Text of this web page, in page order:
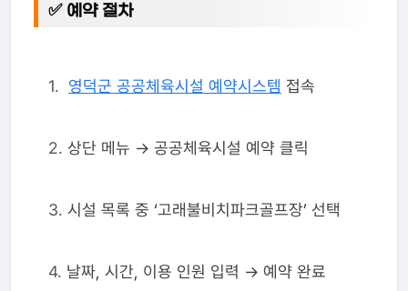
✅ 예약 절차
영덕군 공공체육시설 예약시스템 접속
상단 메뉴 → 공공체육시설 예약 클릭
시설 목록 중 ‘고래불비치파크골프장’ 선택
날짜, 시간, 이용 인원 입력 → 예약 완료